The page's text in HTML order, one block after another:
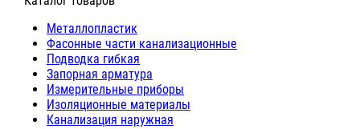
Металлопластик
Фасонные части канализационные
Подводка гибкая
Запорная арматура
Измерительные приборы
Изоляционные материалы
Канализация наружная